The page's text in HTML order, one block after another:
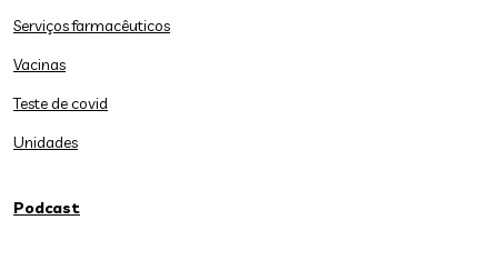
Serviços farmacêuticos
Vacinas
Teste de covid
Unidades
Podcast